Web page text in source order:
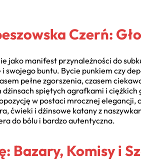
Czerń:
jako manifest przynależności do
swojego buntu. Bycie punkiem czy
pełne zgorszenia, czasem
spiętych agrafkami i
w postaci mrocznej
ćwieki i dżinsowe katany z
do bólu i bardzo autentyczna.
Bazary, Komisy i